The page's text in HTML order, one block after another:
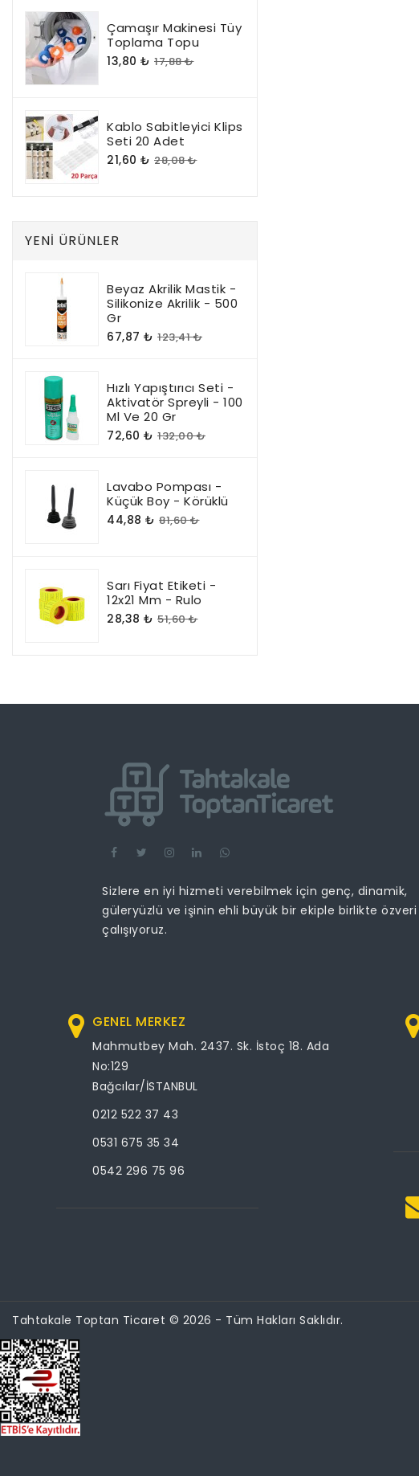
Çamaşır Makinesi Tüy
Toplama Topu
13,80 ₺ 17,88 ₺
Kablo Sabitleyici Klips
Seti 20 Adet
21,60 ₺ 28,08 ₺
YENI ÜRÜNLER
Beyaz Akrilik Mastik -
Silikonize Akrilik - 500
Gr
67,87 ₺ 123,41 ₺
Hızlı Yapıştırıcı Seti -
Aktivatör Spreyli - 100
Ml Ve 20 Gr
72,60 ₺ 132,00 ₺
Lavabo Pompası -
Küçük Boy - Körüklü
44,88 ₺ 81,60 ₺
Sarı Fiyat Etiketi -
12x21 Mm - Rulo
28,38 ₺ 51,60 ₺
Sizlere en iyi hizmeti verebilmek için genç, dinamik,
güleryüzlü ve işinin ehli büyük bir ekiple birlikte özveri
çalışıyoruz.
GENEL MERKEZ
Mahmutbey Mah. 2437. Sk. İstoç 18. Ada
No:129
Bağcılar/İSTANBUL
0212 522 37 43
0531 675 35 34
0542 296 75 96
Tahtakale Toptan Ticaret © 2026 - Tüm Hakları Saklıdır.